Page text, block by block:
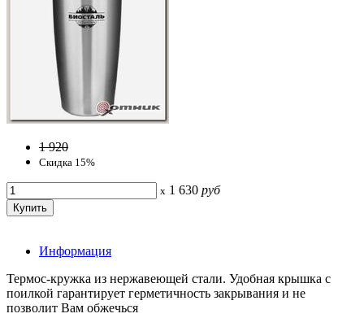
1 920
Скидка 15%
x 1 630 руб
Информация
Термос-кружка из нержавеющей стали. Удобная крышка с
поилкой гарантирует герметичность закрывания и не
позволит Вам обжечься